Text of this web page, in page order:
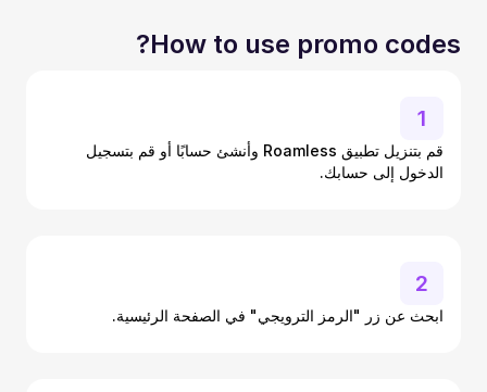
How to use promo codes?
1
قم بتنزيل تطبيق Roamless وأنشئ حسابًا أو قم بتسجيل
الدخول إلى حسابك.
2
ابحث عن زر "الرمز الترويجي" في الصفحة الرئيسية.